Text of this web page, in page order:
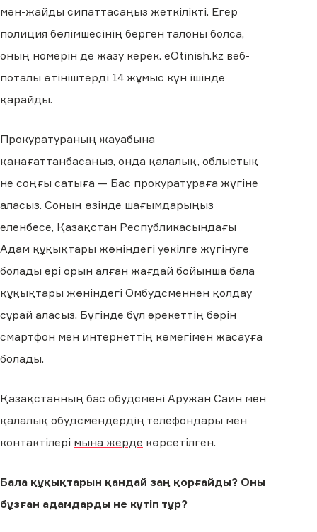
мән-жайды сипаттасаңыз жеткілікті. Егер
полиция бөлімшесінің берген талоны болса,
оның номерін де жазу керек. eOtinish.kz веб-
поталы өтініштерді 14 жұмыс күн ішінде
қарайды.
Прокуратураның жауабына
қанағаттанбасаңыз, онда қалалық, облыстық
не соңғы сатыға — Бас прокуратураға жүгіне
аласыз. Соның өзінде шағымдарыңыз
еленбесе, Қазақстан Республикасындағы
Адам құқықтары жөніндегі уәкілге жүгінуге
болады әрі орын алған жағдай бойынша бала
құқықтары жөніндегі Омбудсменнен қолдау
сұрай аласыз. Бүгінде бұл әрекеттің бәрін
смартфон мен интернеттің көмегімен жасауға
болады.
Қазақстанның бас обудсмені Аружан Саин мен
қалалық обудсмендердің телефондары мен
контактілері мына жерде көрсетілген.
Бала құқықтарын қандай заң қорғайды? Оны
бұзған адамдарды не күтіп тұр?